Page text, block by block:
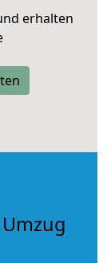
erhalten